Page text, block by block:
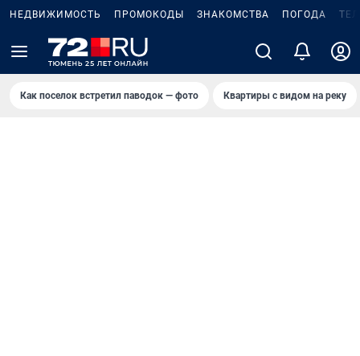
НЕДВИЖИМОСТЬ ПРОМОКОДЫ ЗНАКОМСТВА ПОГОДА
Как поселок встретил паводок — фото Квартиры с видом на реку